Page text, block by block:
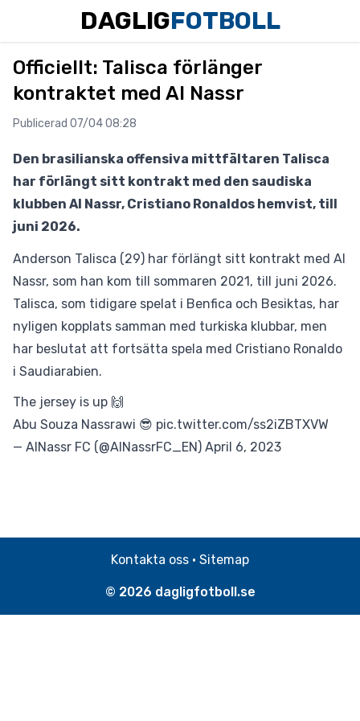
DAGLIGFOTBOLL
Officiellt: Talisca förlänger
kontraktet med Al Nassr
Publicerad 07/04 08:28
Den brasilianska offensiva mittfältaren Talisca
har förlängt sitt kontrakt med den saudiska
klubben Al Nassr, Cristiano Ronaldos hemvist, till
juni 2026.
Anderson Talisca (29) har förlängt sitt kontrakt med Al
Nassr, som han kom till sommaren 2021, till juni 2026.
Talisca, som tidigare spelat i Benfica och Besiktas, har
nyligen kopplats samman med turkiska klubbar, men
har beslutat att fortsätta spela med Cristiano Ronaldo
i Saudiarabien.
The jersey is up 🙌
Abu Souza Nassrawi 😎 pic.twitter.com/ss2iZBTXVW
— AlNassr FC (@AlNassrFC_EN) April 6, 2023
Kontakta oss · Sitemap
© 2026 dagligfotboll.se